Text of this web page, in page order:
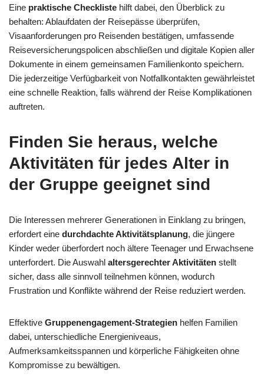
Eine praktische Checkliste hilft dabei, den Überblick zu
behalten: Ablaufdaten der Reisepässe überprüfen,
Visaanforderungen pro Reisenden bestätigen, umfassende
Reiseversicherungspolicen abschließen und digitale Kopien aller
Dokumente in einem gemeinsamen Familienkonto speichern.
Die jederzeitige Verfügbarkeit von Notfallkontakten gewährleistet
eine schnelle Reaktion, falls während der Reise Komplikationen
auftreten.
Finden Sie heraus, welche
Aktivitäten für jedes Alter in
der Gruppe geeignet sind
Die Interessen mehrerer Generationen in Einklang zu bringen,
erfordert eine durchdachte Aktivitätsplanung, die jüngere
Kinder weder überfordert noch ältere Teenager und Erwachsene
unterfordert. Die Auswahl altersgerechter Aktivitäten stellt
sicher, dass alle sinnvoll teilnehmen können, wodurch
Frustration und Konflikte während der Reise reduziert werden.
Effektive Gruppenengagement-Strategien helfen Familien
dabei, unterschiedliche Energieniveaus,
Aufmerksamkeitsspannen und körperliche Fähigkeiten ohne
Kompromisse zu bewältigen.